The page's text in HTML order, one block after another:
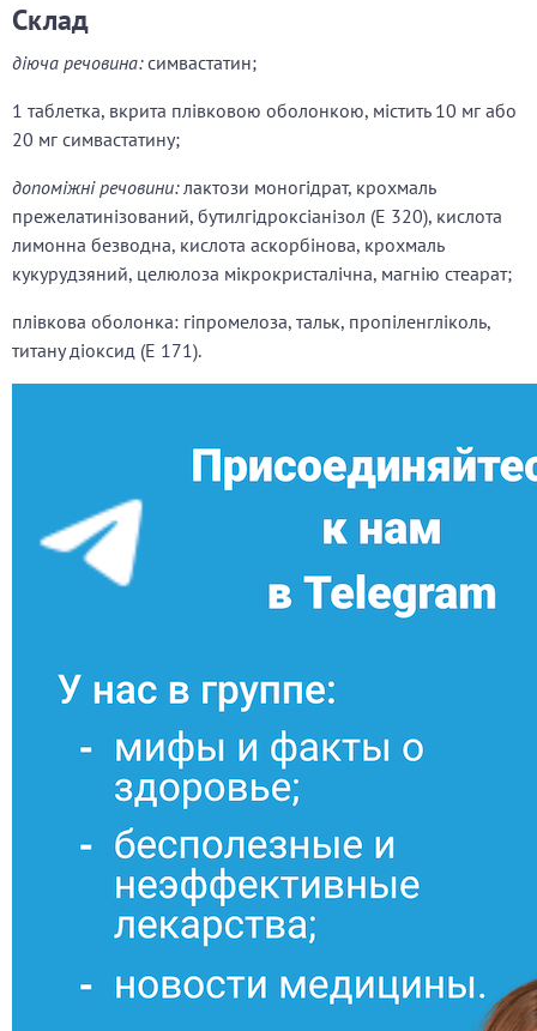
Склад
діюча речовина:симвастатин;
1 таблетка, вкрита плівковою оболонкою, містить 10 мг або
20 мг симвастатину;
допоміжні речовини:лактози моногідрат, крохмаль
прежелатинізований, бутилгідроксіанізол (Е 320), кислота
лимонна безводна, кислота аскорбінова, крохмаль
кукурудзяний, целюлоза мікрокристалічна, магнію стеарат;
плівкова оболонка: гіпромелоза, тальк, пропіленгліколь,
титану діоксид (Е 171).